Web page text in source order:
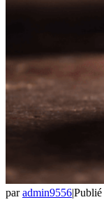
paradmin9556|Publié